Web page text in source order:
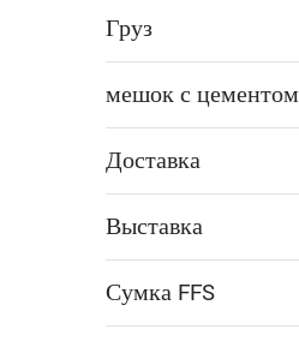
Груз
мешок с цементом
Доставка
Выставка
Сумка FFS